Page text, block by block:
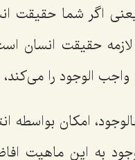
اگر شما حقیقت
حقیقت انسان
الوجود را
امكان
وجود به این ماهیت